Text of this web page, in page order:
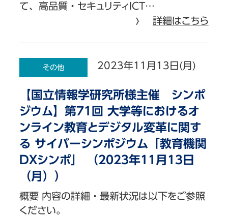
て、高品質・セキュリティICT…
詳細はこちら
その他 2023年11月13日(月)
【国立情報学研究所様主催 シンポ
ジウム】第71回 大学等におけるオ
ンライン教育とデジタル変革に関す
る サイバーシンポジウム「教育機関
DXシンポ」 （2023年11月13日
（月））
概要 内容の詳細・最新状況は以下をご参照
ください。